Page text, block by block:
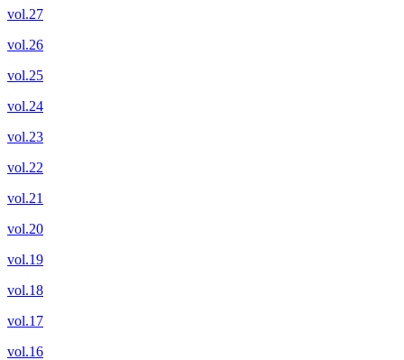
vol.27
vol.26
vol.25
vol.24
vol.23
vol.22
vol.21
vol.20
vol.19
vol.18
vol.17
vol.16